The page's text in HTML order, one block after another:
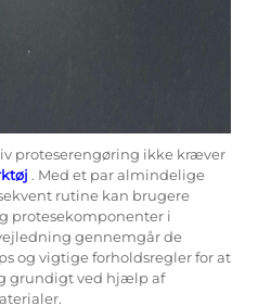
proteserengøring ikke kræver
. Med et par almindelige
rutine kan brugere
protesekomponenter i
gennemgår de
og vigtige forholdsregler for at
grundigt ved hjælp af